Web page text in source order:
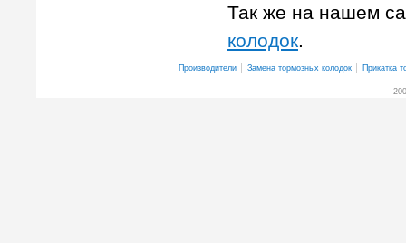
Так же на нашем
колодок.
Производители Замена тормозных колодок Прикатка